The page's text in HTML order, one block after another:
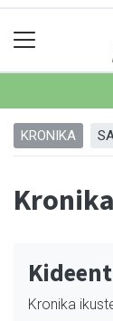
KRONIKA
Kronika